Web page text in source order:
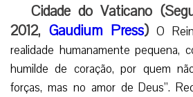
Cidade do Vaticano
2012, Gaudium Press)O
realidade humanamente pequena,
humilde de coração, por quem
forças, mas no amor de Deus”.